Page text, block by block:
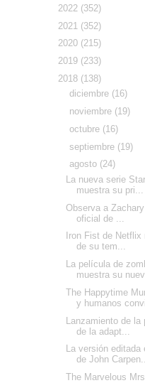
2022 (352)
2021 (352)
2020 (215)
2019 (233)
2018 (138)
diciembre (16)
noviembre (19)
octubre (16)
septiembre (19)
agosto (24)
La nueva serie
muestra su pri...
Observa a
oficial de ...
Iron Fist de
de su tem...
La película de
muestra su
The Happytime
y humanos
Lanzamiento de la
de la adapt...
La versión editada
de John
The Marvelous